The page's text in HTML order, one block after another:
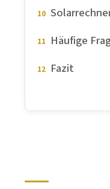
Häufige
Fazit